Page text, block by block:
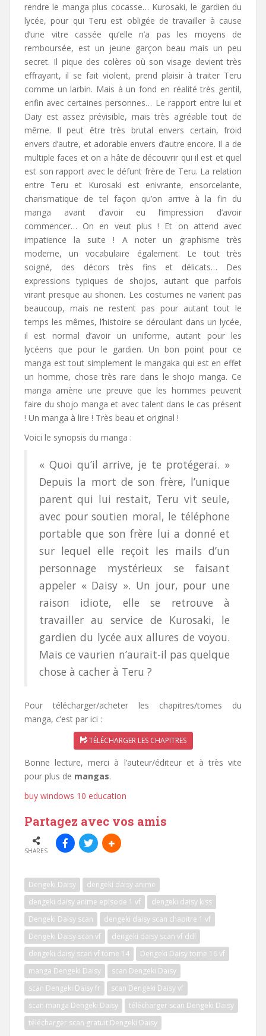
rendre le manga plus cocasse… Kurosaki, le gardien du
lycée, pour qui Teru est obligée de travailler à cause
d’une vitre cassée qu’elle n’a pas les moyens de
remboursée, est un jeune garçon beau mais un peu
secret. Il pique des colères où son visage devient très
effrayant, il se fait violent, prend plaisir à traiter Teru
comme un larbin. Mais à un fond en réalité très gentil,
enfin avec certaines personnes… Le rapport entre lui et
Daiy est assez prévisible, mais très agréable tout de
même. Il peut être très brutal envers certain, froid
envers d’autre, et adorable envers d’autre encore. Il a de
multiple faces et on a hâte de découvrir qui il est et quel
est son rapport avec le défunt frère de Teru. La relation
entre Teru et Kurosaki est enivrante, ensorcelante,
charismatique de tel façon qu’on arrive à la fin du
manga avant d’avoir eu l’impression d’avoir
commencer… On en veut plus ! Et on attend avec
impatience la suite ! A noter un graphisme très
moderne, un vocabulaire également. Le tout très
soigné, des décors très fins et délicats… Des
expressions typiques de shojos, autant que parfois
virant presque au shonen. Les costumes ne varient pas
beaucoup, mais ne restent pas pour autant tout le
temps les mêmes, l’histoire se déroulant dans un lycée,
il est normal d’avoir un uniforme, autant pour les
lycéens que pour le gardien. Un bon point pour ce
manga est tout simplement le mangaka qui est en effet
un homme, chose très rare dans le shojo manga. Ce
manga amène une preuve que les hommes peuvent
faire du shojo manga et avec talent dans le cas présent
! Un manga à lire ! Très beau et original !
Voici le synopsis du manga :
« Quoi qu’il arrive, je te protégerai. »
Depuis la mort de son frère, l’unique
parent qui lui restait, Teru vit seule,
avec pour soutien moral, le téléphone
portable que son frère lui a donné et
sur lequel elle reçoit les mails d’un
personnage mystérieux se faisant
appeler « Daisy ». Un jour, pour une
raison idiote, elle se retrouve à
travailler au service de Kurosaki, le
gardien du lycée aux allures de voyou.
Mais ce vaurien n’aurait-il pas quelque
chose à cacher à Teru ?
Pour télécharger/acheter les chapitres/tomes du
manga, c’est par ici :
TÉLÉCHARGER LES CHAPITRES
Bonne lecture, merci à l’auteur/éditeur et à très vite
pour plus de mangas.
buy windows 10 education
Partagez avec vos amis
SHARES
Dengeki Daisy
dengeki daisy anime
dengeki daisy anime episode 1 vf
dengeki daisy kiss
Dengeki Daisy scan
dengeki daisy scan chapitre 1 vf
Dengeki Daisy scan vf
dengeki daisy scan vf ddl
dengeki daisy scan vf tome 14
Dengeki Daisy tome 16 vf
manga Dengeki Daisy
scan Dengeki Daisy
scan Dengeki Daisy fr
scan Dengeki Daisy vf
scan manga Dengeki Daisy
télécharger scan Dengeki Daisy
télécharger scan gratuit Dengeki Daisy